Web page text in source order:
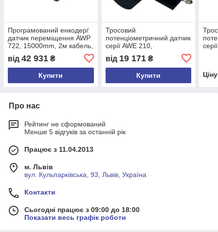
Програмований енкодер/
датчик переміщення AWP
722, 15000mm, 2м кабель,
0-10 VDC, CANopen, трос
із нержавіючої сталі
від 42 931 ₴
Купити
Тросовий
потенціометричний датчик
серії AWE 210,
нержавіючим тросом
від 19 171₴
Купити
Про нас
Рейтинг не сформований
Менше 5 відгуків за останній рік
Працює з 11.04.2013
м. Львів
вул. Кульпарківська, 93, Львів, Україна
Контакти
Сьогодні працює з 09:00 до 18:00
Показати весь графік роботи